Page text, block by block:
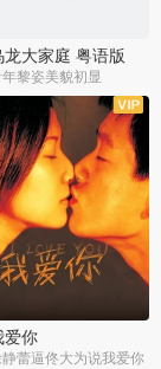
龙大家庭 粤语版
黎姿美貌初显
爱你
蕾逼佟大为说我爱你